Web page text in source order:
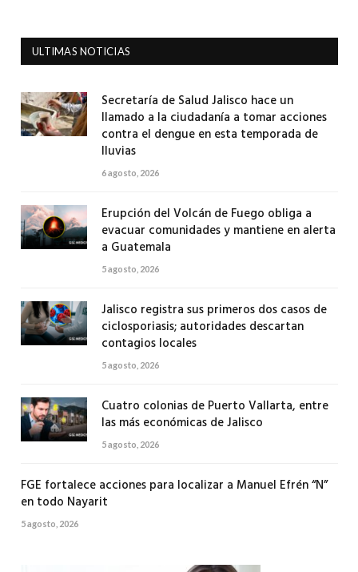
ULTIMAS NOTICIAS
Secretaría de Salud Jalisco hace un
llamado a la ciudadanía a tomar acciones
contra el dengue en esta temporada de
lluvias
6 agosto, 2026
Erupción del Volcán de Fuego obliga a
evacuar comunidades y mantiene en alerta
a Guatemala
5 agosto, 2026
Jalisco registra sus primeros dos casos de
ciclosporiasis; autoridades descartan
contagios locales
5 agosto, 2026
Cuatro colonias de Puerto Vallarta, entre
las más económicas de Jalisco
5 agosto, 2026
FGE fortalece acciones para localizar a Manuel Efrén “N”
en todo Nayarit
5 agosto, 2026